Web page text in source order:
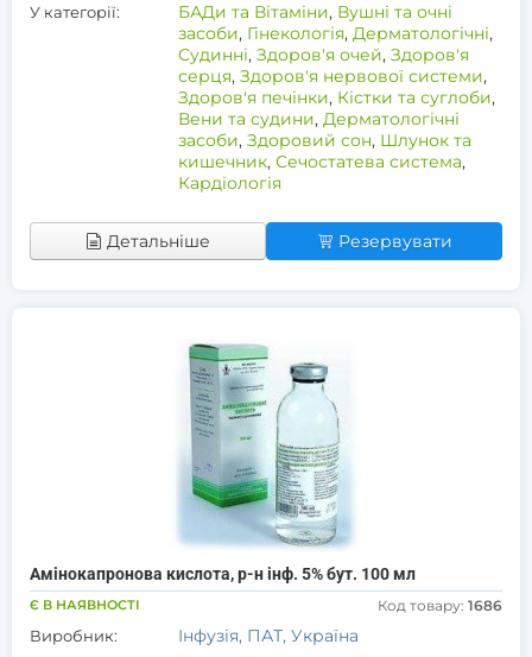
У категорії: БАДи та Вітаміни, Вушні та очні
засоби, Гінекологія, Дерматологічні,
Судинні, Здоров'я очей, Здоров'я
серця, Здоров'я нервової системи,
Здоров'я печінки, Кістки та суглоби,
Вени та судини, Дерматологічні
засоби, Здоровий сон, Шлунок та
кишечник, Сечостатева система,
Кардіологія
Детальніше Резервувати
Амінокапронова кислота, р-н інф. 5% бут. 100 мл
Є В НАЯВНОСТІ Код товару: 1686
Виробник: Інфузія, ПАТ, Україна